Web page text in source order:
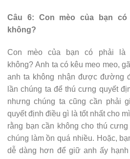
Câu 6: Con mèo của bạn
không?
Con mèo của bạn có phải là
không? Anh ta có kêu meo meo,
anh ta không nhận được đường
lần chúng ta để thú cưng quyết
nhưng chúng ta cũng cần phải
quyết định điều gì là tốt nhất cho
rằng bạn cần không cho thú
chúng làm ồn quá nhiều. Hoặc,
dễ dàng hơn để giữ anh ấy